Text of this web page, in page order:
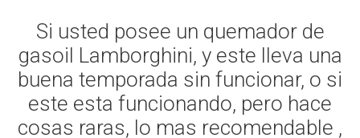
Si usted posee un quemador de
gasoil Lamborghini, y este lleva una
buena temporada sin funcionar, o si
este esta funcionando, pero hace
cosas raras, lo mas recomendable ,